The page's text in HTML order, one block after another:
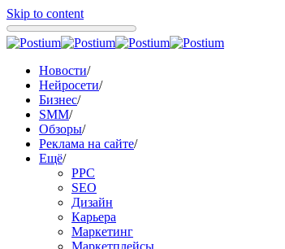
Skip to content
Новости/
Нейросети/
Бизнес/
SMM/
Обзоры/
Реклама на сайте/
Ещё/
PPC
SEO
Дизайн
Карьера
Маркетинг
Маркетплейсы